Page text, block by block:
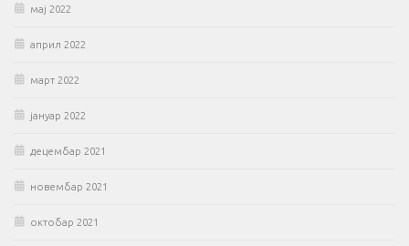
мај 2022
април 2022
март 2022
јануар 2022
децембар 2021
новембар 2021
октобар 2021